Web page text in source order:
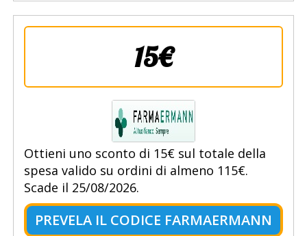
15€
Ottieni uno sconto di 15€ sul totale della
spesa valido su ordini di almeno 115€.
Scade il 25/08/2026.
PREVELA IL CODICE FARMAERMANN